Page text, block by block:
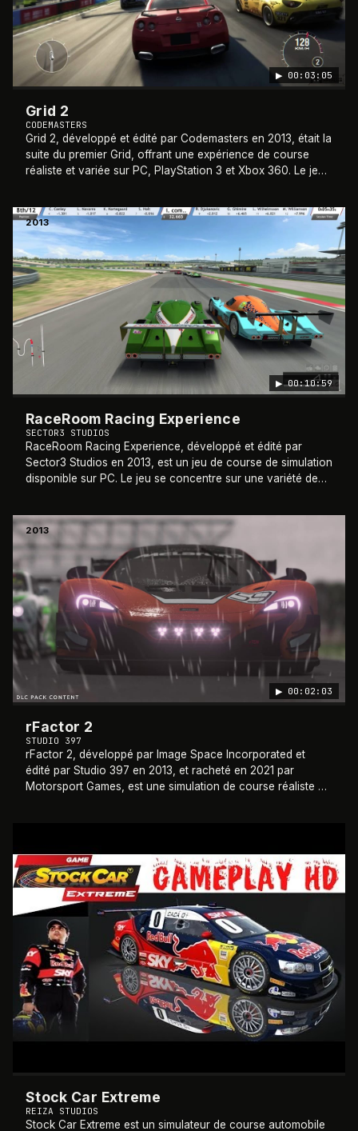
▶ 00:03:05
Grid 2
CODEMASTERS
Grid 2, développé et édité par Codemasters en 2013, était la
suite du premier Grid, offrant une expérience de course
réaliste et variée sur PC, PlayStation 3 et Xbox 360. Le jeu
2013
▶00:10:59
RaceRoom Racing Experience
SECTOR3 STUDIOS
RaceRoom Racing Experience, développé et édité par
Sector3 Studios en 2013, est un jeu de course de simulation
disponible sur PC. Le jeu se concentre sur une variété de
2013
▶ 00:02:03
rFactor 2
STUDIO 397
rFactor 2, développé par Image Space Incorporated et
édité par Studio 397 en 2013, et racheté en 2021 par
Motorsport Games, est une simulation de course réaliste et
Stock Car Extreme
REIZA STUDIOS
Stock Car Extreme est un simulateur de course automobile